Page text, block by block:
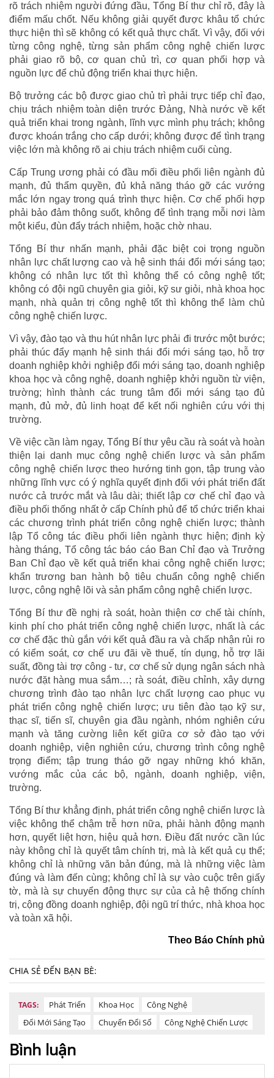
rõ trách nhiệm người đứng đầu, Tổng Bí thư chỉ rõ, đây là
điểm mấu chốt. Nếu không giải quyết được khâu tổ chức
thực hiện thì sẽ không có kết quả thực chất. Vì vậy, đối với
từng công nghệ, từng sản phẩm công nghệ chiến lược
phải giao rõ bộ, cơ quan chủ trì, cơ quan phối hợp và
nguồn lực để chủ động triển khai thực hiện.
Bộ trưởng các bộ được giao chủ trì phải trực tiếp chỉ đạo,
chịu trách nhiệm toàn diện trước Đảng, Nhà nước về kết
quả triển khai trong ngành, lĩnh vực mình phụ trách; không
được khoán trắng cho cấp dưới; không được để tình trạng
việc lớn mà không rõ ai chịu trách nhiệm cuối cùng.
Cấp Trung ương phải có đầu mối điều phối liên ngành đủ
mạnh, đủ thẩm quyền, đủ khả năng tháo gỡ các vướng
mắc lớn ngay trong quá trình thực hiện. Cơ chế phối hợp
phải bảo đảm thông suốt, không để tình trạng mỗi nơi làm
một kiểu, đùn đẩy trách nhiệm, hoặc chờ nhau.
Tổng Bí thư nhấn mạnh, phải đặc biệt coi trọng nguồn
nhân lực chất lượng cao và hệ sinh thái đổi mới sáng tạo;
không có nhân lực tốt thì không thể có công nghệ tốt;
không có đội ngũ chuyên gia giỏi, kỹ sư giỏi, nhà khoa học
mạnh, nhà quản trị công nghệ tốt thì không thể làm chủ
công nghệ chiến lược.
Vì vậy, đào tạo và thu hút nhân lực phải đi trước một bước;
phải thúc đẩy mạnh hệ sinh thái đổi mới sáng tạo, hỗ trợ
doanh nghiệp khởi nghiệp đổi mới sáng tạo, doanh nghiệp
khoa học và công nghệ, doanh nghiệp khởi nguồn từ viện,
trường; hình thành các trung tâm đổi mới sáng tạo đủ
mạnh, đủ mở, đủ linh hoạt để kết nối nghiên cứu với thị
trường.
Về việc cần làm ngay, Tổng Bí thư yêu cầu rà soát và hoàn
thiện lại danh mục công nghệ chiến lược và sản phẩm
công nghệ chiến lược theo hướng tinh gọn, tập trung vào
những lĩnh vực có ý nghĩa quyết định đối với phát triển đất
nước cả trước mắt và lâu dài; thiết lập cơ chế chỉ đạo và
điều phối thống nhất ở cấp Chính phủ để tổ chức triển khai
các chương trình phát triển công nghệ chiến lược; thành
lập Tổ công tác điều phối liên ngành thực hiện; định kỳ
hàng tháng, Tổ công tác báo cáo Ban Chỉ đạo và Trưởng
Ban Chỉ đạo về kết quả triển khai công nghệ chiến lược;
khẩn trương ban hành bộ tiêu chuẩn công nghệ chiến
lược, công nghệ lõi và sản phẩm công nghệ chiến lược.
Tổng Bí thư đề nghị rà soát, hoàn thiện cơ chế tài chính,
kinh phí cho phát triển công nghệ chiến lược, nhất là các
cơ chế đặc thù gắn với kết quả đầu ra và chấp nhận rủi ro
có kiểm soát, cơ chế ưu đãi về thuế, tín dụng, hỗ trợ lãi
suất, đồng tài trợ công - tư, cơ chế sử dụng ngân sách nhà
nước đặt hàng mua sắm…; rà soát, điều chỉnh, xây dựng
chương trình đào tạo nhân lực chất lượng cao phục vụ
phát triển công nghệ chiến lược; ưu tiên đào tạo kỹ sư,
thạc sĩ, tiến sĩ, chuyên gia đầu ngành, nhóm nghiên cứu
mạnh và tăng cường liên kết giữa cơ sở đào tạo với
doanh nghiệp, viện nghiên cứu, chương trình công nghệ
trọng điểm; tập trung tháo gỡ ngay những khó khăn,
vướng mắc của các bộ, ngành, doanh nghiệp, viện,
trường.
Tổng Bí thư khẳng định, phát triển công nghệ chiến lược là
việc không thể chậm trễ hơn nữa, phải hành động mạnh
hơn, quyết liệt hơn, hiệu quả hơn. Điều đất nước cần lúc
này không chỉ là quyết tâm chính trị, mà là kết quả cụ thể;
không chỉ là những văn bản đúng, mà là những việc làm
đúng và làm đến cùng; không chỉ là sự vào cuộc trên giấy
tờ, mà là sự chuyển động thực sự của cả hệ thống chính
trị, cộng đồng doanh nghiệp, đội ngũ trí thức, nhà khoa học
và toàn xã hội.
Theo Báo Chính phủ
CHIA SẺ ĐẾN BẠN BÈ:
TAGS: Phát Triển Khoa Học
Công Nghệ
Đổi Mới Sáng Tạo
Chuyển Đổi Số Công Nghệ Chiến Lược
Bình luận